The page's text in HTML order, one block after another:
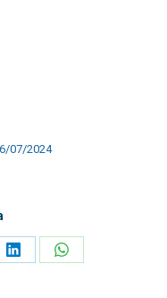
07/2024
Share
Share